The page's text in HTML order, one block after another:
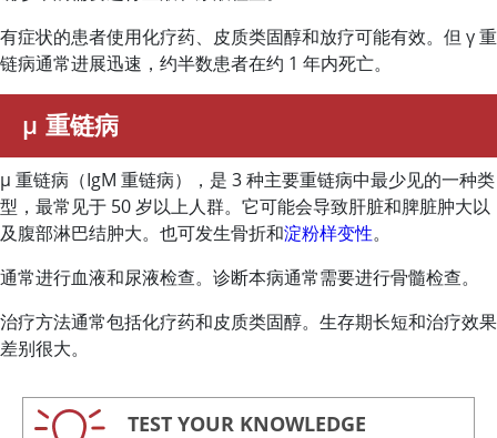
有症状的患者使用化疗药、皮质类固醇和放疗可能有效。但 γ 重
链病通常进展迅速，约半数患者在约 1 年内死亡。
μ 重链病
μ 重链病（IgM 重链病），是 3 种主要重链病中最少见的一种类
型，最常见于 50 岁以上人群。它可能会导致肝脏和脾脏肿大以
及腹部淋巴结肿大。也可发生骨折和淀粉样变性。
通常进行血液和尿液检查。诊断本病通常需要进行骨髓检查。
治疗方法通常包括化疗药和皮质类固醇。生存期长短和治疗效果
差别很大。
TEST YOUR KNOWLEDGE